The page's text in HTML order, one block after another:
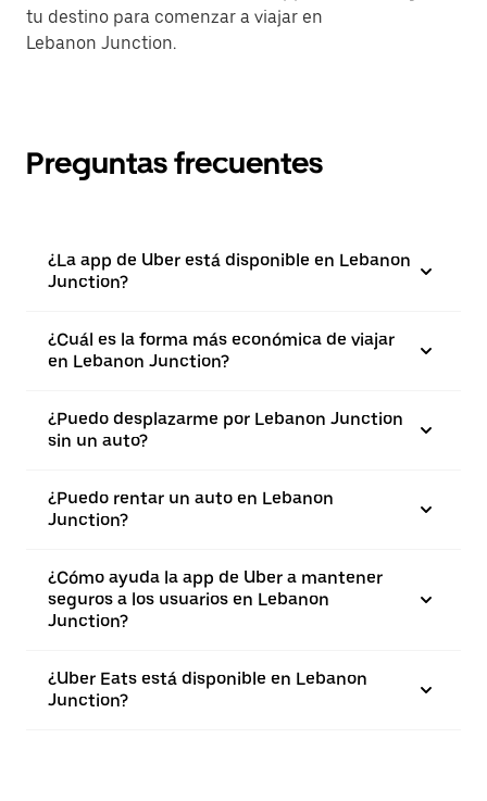
tu destino para comenzar a viajar en
Lebanon Junction.
Preguntas frecuentes
¿La app de Uber está disponible en Lebanon
Junction?
¿Cuál es la forma más económica de viajar
en Lebanon Junction?
¿Puedo desplazarme por Lebanon Junction
sin un auto?
¿Puedo rentar un auto en Lebanon
Junction?
¿Cómo ayuda la app de Uber a mantener
seguros a los usuarios en Lebanon
Junction?
¿Uber Eats está disponible en Lebanon
Junction?